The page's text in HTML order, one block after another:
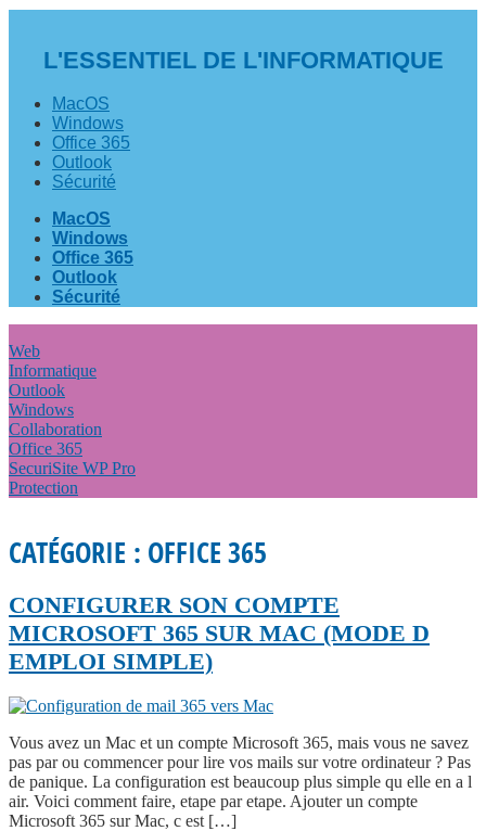
L'ESSENTIEL DE L'INFORMATIQUE
MacOS
Windows
Office 365
Outlook
Sécurité
MacOS
Windows
Office 365
Outlook
Sécurité
Web
Informatique
Outlook
Windows
Collaboration
Office 365
SecuriSite WP Pro
Protection
CATÉGORIE : OFFICE 365
CONFIGURER SON COMPTE
MICROSOFT 365 SUR MAC (MODE D
EMPLOI SIMPLE)
Vous avez un Mac et un compte Microsoft 365, mais vous ne savez
pas par ou commencer pour lire vos mails sur votre ordinateur ? Pas
de panique. La configuration est beaucoup plus simple qu elle en a l
air. Voici comment faire, etape par etape. Ajouter un compte
Microsoft 365 sur Mac, c est […]